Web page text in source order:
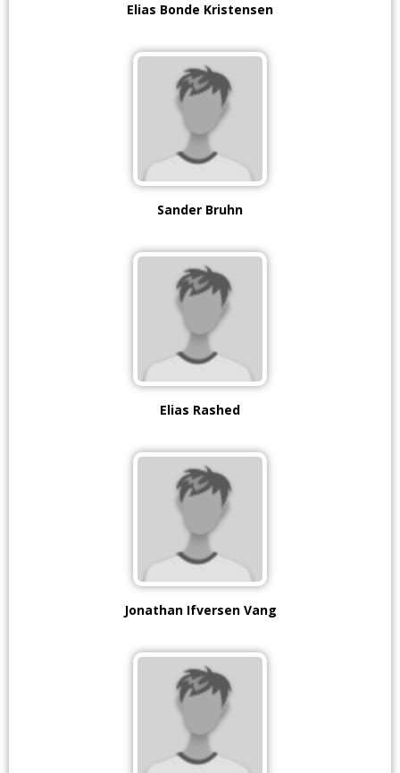
Elias Bonde Kristensen
Sander Bruhn
Elias Rashed
Jonathan Ifversen Vang